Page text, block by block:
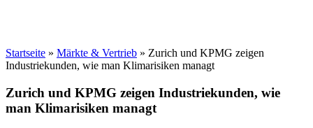
Startseite » Märkte & Vertrieb » Zurich und KPMG zeigen
Industriekunden, wie man Klimarisiken managt
Zurich und KPMG zeigen Industriekunden, wie
man Klimarisiken managt